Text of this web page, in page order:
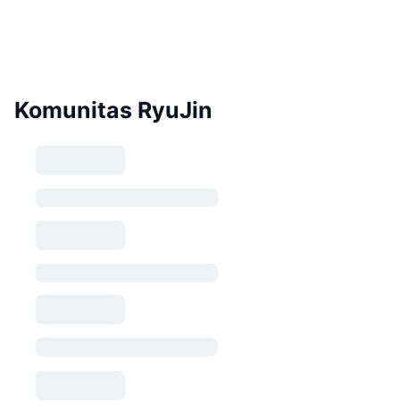
Komunitas RyuJin